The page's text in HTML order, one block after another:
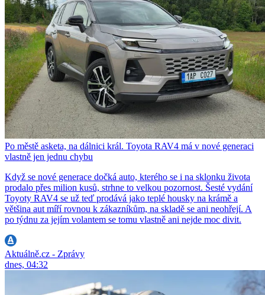
Po městě asketa, na dálnici král. Toyota RAV4 má v nové generaci
vlastně jen jednu chybu
Když se nové generace dočká auto, kterého se i na sklonku života
prodalo přes milion kusů, strhne to velkou pozornost. Šesté vydání
Toyoty RAV4 se už teď prodává jako teplé housky na krámě a
většina aut míří rovnou k zákazníkům, na skladě se ani neohřejí. A
po týdnu za jejím volantem se tomu vlastně ani nejde moc divit.
Aktuálně.cz - Zprávy
dnes, 04:32